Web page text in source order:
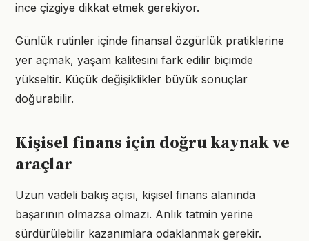
ince çizgiye dikkat etmek gerekiyor.
Günlük rutinler içinde finansal özgürlük pratiklerine
yer açmak, yaşam kalitesini fark edilir biçimde
yükseltir. Küçük değişiklikler büyük sonuçlar
doğurabilir.
Kişisel finans için doğru kaynak ve
araçlar
Uzun vadeli bakış açısı, kişisel finans alanında
başarının olmazsa olmazı. Anlık tatmin yerine
sürdürülebilir kazanımlara odaklanmak gerekir.